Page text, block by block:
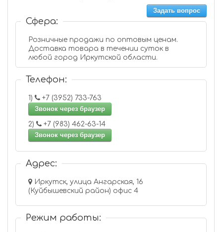
Задать вопрос
Сфера:
Розничные продажи по оптовым ценам.
Доставка товара в течении суток в
любой город Иркутской области.
Телефон:
1)
+7 (3952) 733-763
Звонок через браузер
2)
+7 (983) 462-63-14
Звонок через браузер
Адрес:
Иркутск, улица Ангарская, 16
(Куйбышевский район) офис 4
Режим работы: